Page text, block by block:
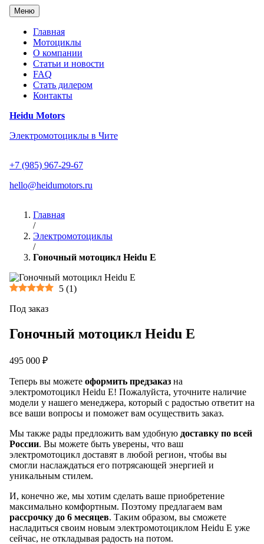
Перейти
содержанию
Heidu Motors
Электромотоциклы в Чите
+7 (985) 967-29-67
hello@heidumotors.ru
Меню
Главная
Мотоциклы
О компании
Статьи и новости
FAQ
Стать дилером
Контакты
Главная
/
Электромотоциклы
/
Гоночный мотоцикл Heidu E
5 (1)
Под заказ
Гоночный мотоцикл Heidu E
495 000 ₽
Теперь вы можете оформить предзаказ на
электромотоцикл Heidu E! Пожалуйста, уточните наличие
модели у нашего менеджера, который с радостью ответит на
все ваши вопросы и поможет вам осуществить заказ.
Мы также рады предложить вам удобную доставку по всей
России. Вы можете быть уверены, что ваш
электромотоцикл доставят в любой регион, чтобы вы
смогли наслаждаться его потрясающей энергией и
уникальным стилем.
И, конечно же, мы хотим сделать ваше приобретение
максимально комфортным. Поэтому предлагаем вам
рассрочку до 6 месяцев. Таким образом, вы сможете
насладиться своим новым электромотоциклом Heidu E уже
сейчас, не откладывая радость на потом.